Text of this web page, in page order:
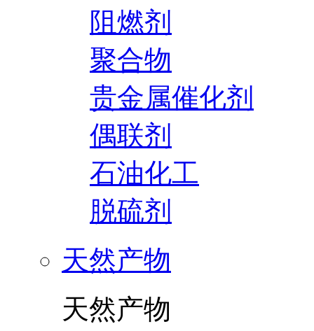
阻燃剂
聚合物
贵金属催化剂
偶联剂
石油化工
脱硫剂
天然产物
天然产物